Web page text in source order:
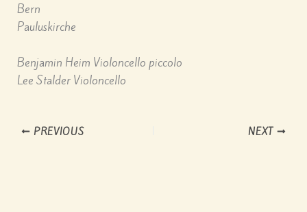
Bern
Pauluskirche
Benjamin Heim Violoncello piccolo
Lee Stalder Violoncello
PREVIOUS NEXT